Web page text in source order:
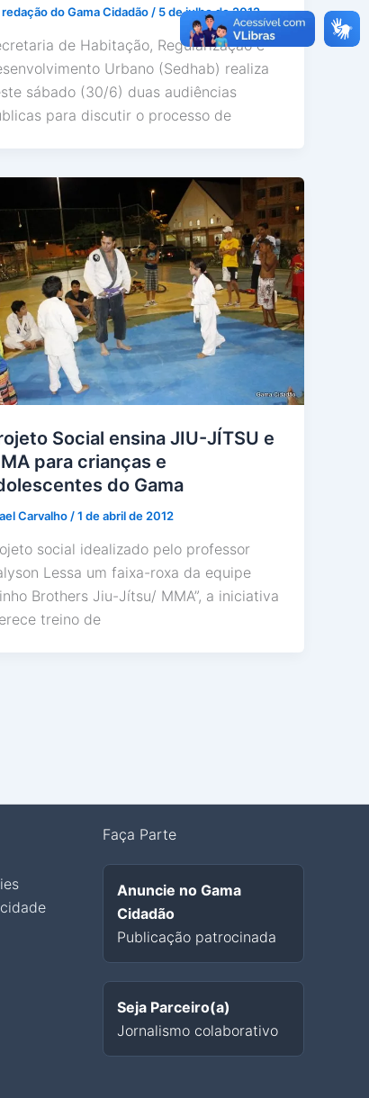
redação do Gama Cidadão / 5 de julho de 2012
de Habitação, Regularização e
Urbano (Sedhab) realiza
sábado (30/6) duas audiências
para discutir o processo de
Social ensina JIU-JÍTSU e
para crianças e
do Gama
Carvalho /1 de abril de 2012
social idealizado pelo professor
Lessa um faixa-roxa da equipe
Brothers Jiu-Jítsu/ MMA”, a iniciativa
treino de
Faça Parte
Anuncie no Gama
Cidadão
Publicação patrocinada
Seja Parceiro(a)
Jornalismo colaborativo